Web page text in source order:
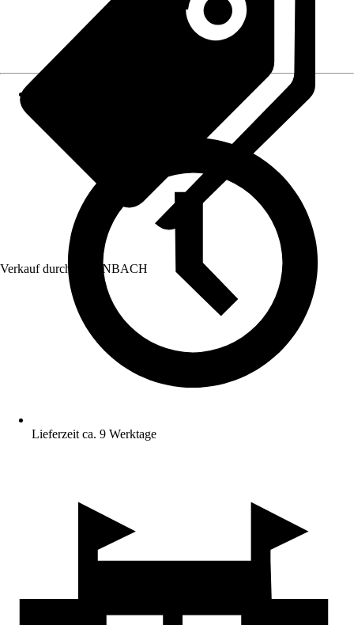
Verkauf durch: HORNBACH
Lieferzeit ca. 9 Werktage